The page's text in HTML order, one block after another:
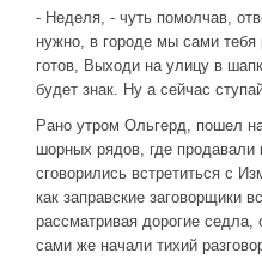
- Неделя, - чуть помолчав,
нужно, в городе мы сами
готов, Выходи на улицу в
будет знак. Ну а сейчас
Рано утром Ольгерд, пошел
шорных рядов, где продавали
сговорились встретиться с
как заправские заговорщики
рассматривая дорогие седла,
сами же начали тихий